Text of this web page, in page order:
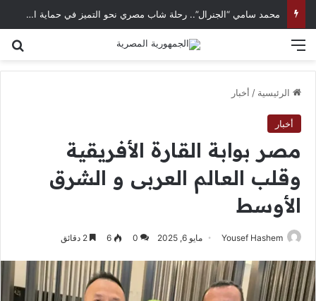
د. أوليغ أباكوموف.. 12 عامًا من الطب لصناعة وعي صحي يتجاوز حدود العلاج
الرئيسية / أخبار
أخبار
مصر بوابة القارة الأفريقية
وقلب العالم العربى و الشرق
الأوسط
Yousef Hashem مايو 6, 2025 0
6